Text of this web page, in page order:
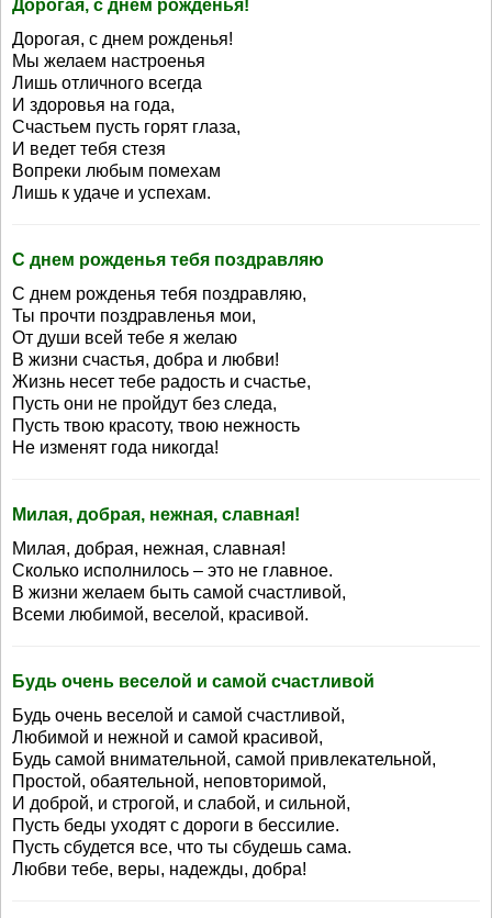
Дорогая, с днем рожденья!
Дорогая, с днем рожденья!
Мы желаем настроенья
Лишь отличного всегда
И здоровья на года,
Счастьем пусть горят глаза,
И ведет тебя стезя
Вопреки любым помехам
Лишь к удаче и успехам.
С днем рожденья тебя поздравляю
С днем рожденья тебя поздравляю,
Ты прочти поздравленья мои,
От души всей тебе я желаю
В жизни счастья, добра и любви!
Жизнь несет тебе радость и счастье,
Пусть они не пройдут без следа,
Пусть твою красоту, твою нежность
Не изменят года никогда!
Милая, добрая, нежная, славная!
Милая, добрая, нежная, славная!
Сколько исполнилось – это не главное.
В жизни желаем быть самой счастливой,
Всеми любимой, веселой, красивой.
Будь очень веселой и самой счастливой
Будь очень веселой и самой счастливой,
Любимой и нежной и самой красивой,
Будь самой внимательной, самой привлекательной,
Простой, обаятельной, неповторимой,
И доброй, и строгой, и слабой, и сильной,
Пусть беды уходят с дороги в бессилие.
Пусть сбудется все, что ты сбудешь сама.
Любви тебе, веры, надежды, добра!